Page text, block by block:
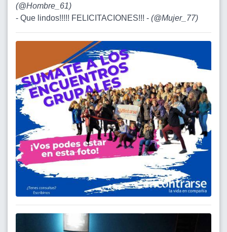
(@Hombre_61)
- Que lindos!!!!! FELICITACIONES!!! - (@Mujer_77)